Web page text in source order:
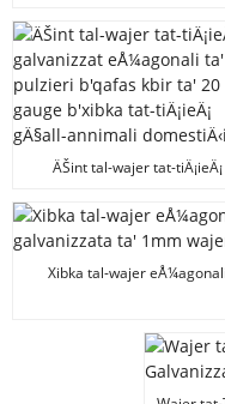
ELETTRONIKU TA' 1''
WAJER TAT-TIÄ IEÄ
ÄŠint tal-wajer tat-tiÄ¡ieÄ¡
pulzieri b'qafas kbir ta' 20
b'xibka tat-tiÄ¡ieÄ¡ gÄ§all-
annimali domestiÄ‹i
Xibka tal-wajer eÅ¼agonali